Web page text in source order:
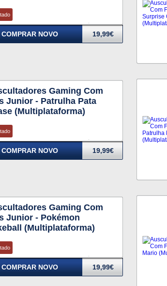
COMPRAR NOVO 19,99€
Gaming Com
Junior - Patrulha Pata
(Multiplataforma)
COMPRAR NOVO 19,99€
Gaming Com
Junior - Pokémon
(Multiplataforma)
COMPRAR NOVO 19,99€